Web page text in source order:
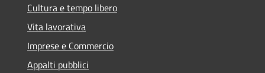
Cultura e tempo libero
Vita lavorativa
Imprese e Commercio
Appalti pubblici